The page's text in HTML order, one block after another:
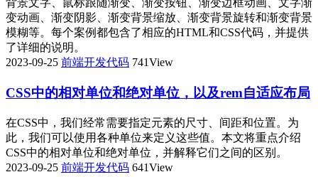
背景文字、鼠标跟随渐变、渐变按钮、渐变边框动画、文字渐
变动画、渐变阴影、渐变背景缩放、渐变背景旋转和渐变背景
模糊等。每个案例都包含了相应的HTML和CSS代码，并提供
了详细的说明。
2023-09-25 前端开发代码 741View
CSS中的相对单位和绝对单位，以及rem自适应布局
在CSS中，我们经常需要指定元素的尺寸、间距和位置。为
此，我们可以使用各种单位来定义这些值。本文将重点介绍
CSS中的相对单位和绝对单位，并解释它们之间的区别。
2023-09-25 前端开发代码 641View